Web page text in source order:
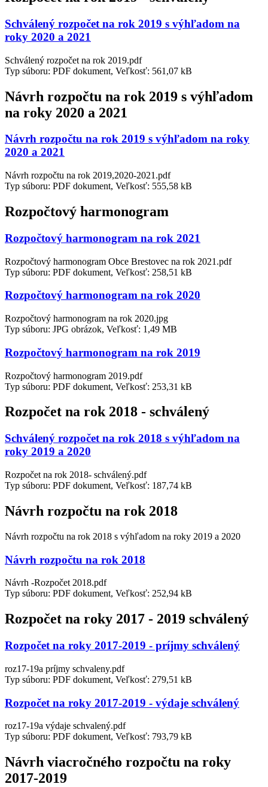
Schválený rozpočet na rok 2019 s výhľadom na
roky 2020 a 2021
Schválený rozpočet na rok 2019.pdf
Typ súboru: PDF dokument, Veľkosť: 561,07 kB
Návrh rozpočtu na rok 2019 s výhľadom
na roky 2020 a 2021
Návrh rozpočtu na rok 2019 s výhľadom na roky
2020 a 2021
Návrh rozpočtu na rok 2019,2020-2021.pdf
Typ súboru: PDF dokument, Veľkosť: 555,58 kB
Rozpočtový harmonogram
Rozpočtový harmonogram na rok 2021
Rozpočtový harmonogram Obce Brestovec na rok 2021.pdf
Typ súboru: PDF dokument, Veľkosť: 258,51 kB
Rozpočtový harmonogram na rok 2020
Rozpočtový harmonogram na rok 2020.jpg
Typ súboru: JPG obrázok, Veľkosť: 1,49 MB
Rozpočtový harmonogram na rok 2019
Rozpočtový harmonogram 2019.pdf
Typ súboru: PDF dokument, Veľkosť: 253,31 kB
Rozpočet na rok 2018 - schválený
Schválený rozpočet na rok 2018 s výhľadom na
roky 2019 a 2020
Rozpočet na rok 2018- schválený.pdf
Typ súboru: PDF dokument, Veľkosť: 187,74 kB
Návrh rozpočtu na rok 2018
Návrh rozpočtu na rok 2018 s výhľadom na roky 2019 a 2020
Návrh rozpočtu na rok 2018
Návrh -Rozpočet 2018.pdf
Typ súboru: PDF dokument, Veľkosť: 252,94 kB
Rozpočet na roky 2017 - 2019 schválený
Rozpočet na roky 2017-2019 - príjmy schválený
roz17-19a príjmy schvaleny.pdf
Typ súboru: PDF dokument, Veľkosť: 279,51 kB
Rozpočet na roky 2017-2019 - výdaje schválený
roz17-19a výdaje schvalený.pdf
Typ súboru: PDF dokument, Veľkosť: 793,79 kB
Návrh viacročného rozpočtu na roky
2017-2019